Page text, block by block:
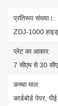
प्रतिरूप संख्या।:
ZDJ-1000
प्लेट का आकार:
7 सीएम से 30
कच्चा माल:
कार्डबोर्ड पेपर,